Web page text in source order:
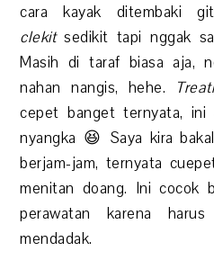
cara kayak ditembaki
clekitsedikit tapi nggak
Masih di taraf biasa aja,
nahan nangis, hehe.
cepet banget ternyata, ini
nyangka 😆 Saya kira
berjam-jam, ternyata
menitan doang. Ini cocok
perawatan karena harus
mendadak.